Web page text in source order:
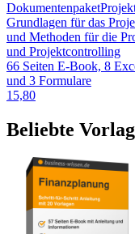
Dokumentenpaket
Grundlagen für das
und Methoden für die
und Projektcontrolling
66 Seiten E-Book, 8
und 3 Formulare
15,80
Beliebte